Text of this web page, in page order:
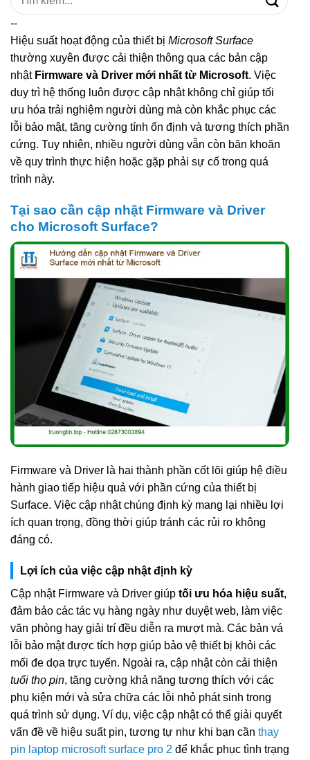
--
Hiệu suất hoạt động của thiết bị Microsoft Surface
thường xuyên được cải thiện thông qua các bản cập
nhật Firmware và Driver mới nhất từ Microsoft. Việc
duy trì hệ thống luôn được cập nhật không chỉ giúp tối
ưu hóa trải nghiệm người dùng mà còn khắc phục các
lỗi bảo mật, tăng cường tính ổn định và tương thích phần
cứng. Tuy nhiên, nhiều người dùng vẫn còn băn khoăn
về quy trình thực hiện hoặc gặp phải sự cố trong quá
trình này.
Tại sao cần cập nhật Firmware và Driver
cho Microsoft Surface?
Firmware và Driver là hai thành phần cốt lõi giúp hệ điều
hành giao tiếp hiệu quả với phần cứng của thiết bị
Surface. Việc cập nhật chúng định kỳ mang lại nhiều lợi
ích quan trọng, đồng thời giúp tránh các rủi ro không
đáng có.
Lợi ích của việc cập nhật định kỳ
Cập nhật Firmware và Driver giúp tối ưu hóa hiệu suất,
đảm bảo các tác vụ hàng ngày như duyệt web, làm việc
văn phòng hay giải trí đều diễn ra mượt mà. Các bản vá
lỗi bảo mật được tích hợp giúp bảo vệ thiết bị khỏi các
mối đe dọa trực tuyến. Ngoài ra, cập nhật còn cải thiện
tuổi thọ pin, tăng cường khả năng tương thích với các
phụ kiện mới và sửa chữa các lỗi nhỏ phát sinh trong
quá trình sử dụng. Ví dụ, việc cập nhật có thể giải quyết
vấn đề về hiệu suất pin, tương tự như khi bạn cần thay
pin laptop microsoft surface pro 2 để khắc phục tình trạng